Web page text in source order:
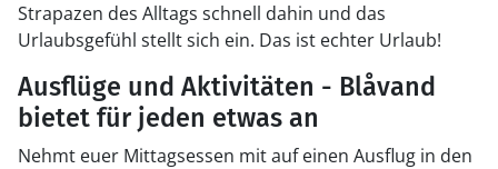
Strapazen des Alltags schnell dahin und das
Urlaubsgefühl stellt sich ein. Das ist echter Urlaub!
Ausflüge und Aktivitäten - Blåvand
bietet für jeden etwas an
Nehmt euer Mittagsessen mit auf einen Ausflug in den